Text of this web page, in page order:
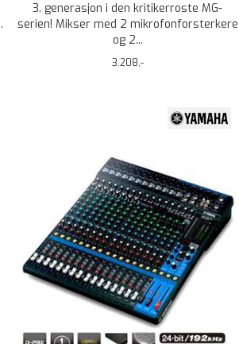
3. generasjon i den kritikerroste MG-
serien! Mikser med 2 mikrofonforsterkere
og 2...
3.208,-